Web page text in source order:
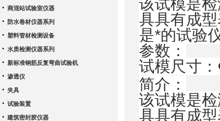
该试模是
具具有成
是*的试验
参数：
试模尺寸
简介：
该试模是
具具有成
商混站试验室仪器
防水卷材仪器系列
塑料管材检测设备
水质检测仪器系列
新标准钢筋反复弯曲试验机
渗透仪
夹具
试验装置
建筑密封胶仪器